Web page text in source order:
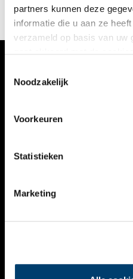
partners kunnen deze
informatie die u aan ze
verzameld op basis van uw
Noodzakelijk
Voorkeuren
Statistieken
Marketing
VERHALEN
KALENDER
THEMA’S
VIDEO’S
CONTACT